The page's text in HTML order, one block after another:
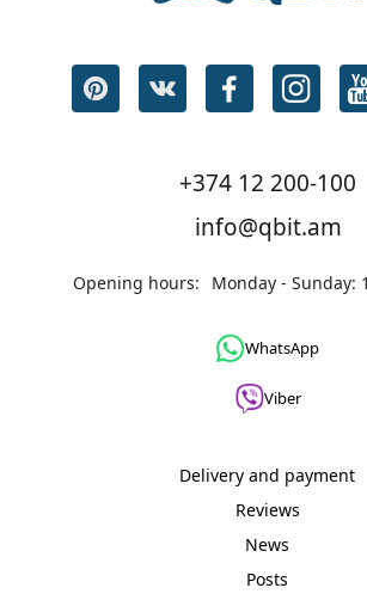
+374 12 200-100
info@qbit.am
Opening hours: Monday - Sunday:
WhatsApp
Viber
Delivery and payment
Reviews
News
Posts